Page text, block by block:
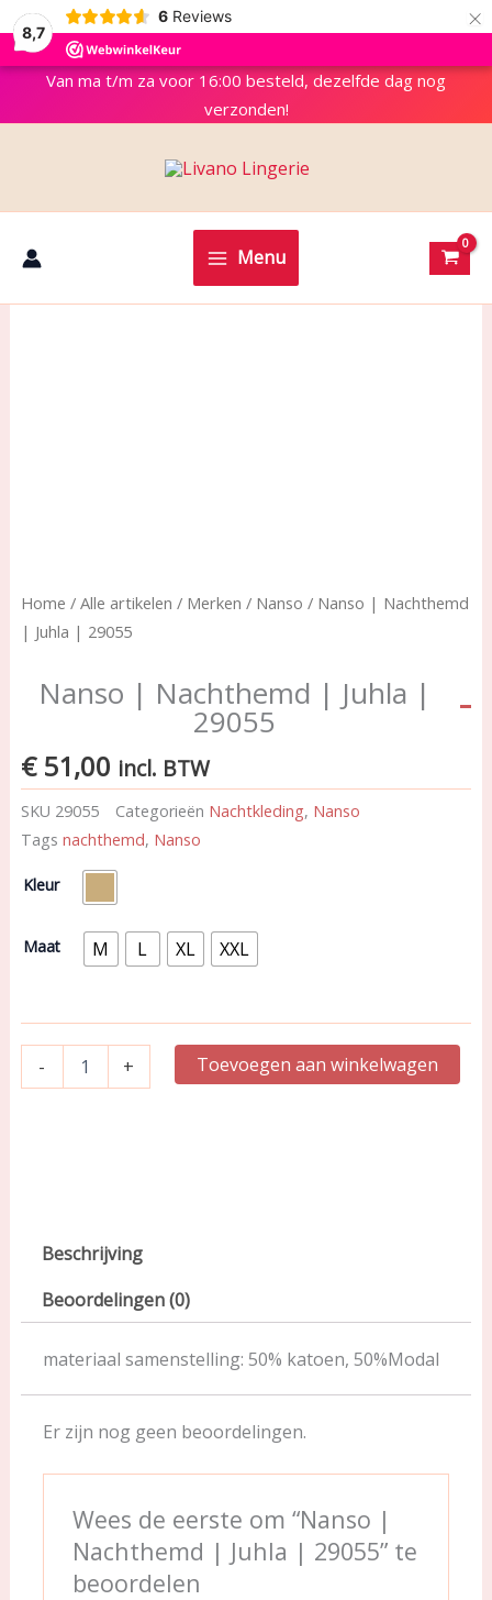
8,7
6 Reviews ×
Van ma t/m za voor 16:00 besteld, dezelfde dag nog
verzonden!
Menu
Home / Alle artikelen / Merken / Nanso / Nanso | Nachthemd
| Juhla | 29055
Nanso | Nachthemd | Juhla |
29055
€51,00 incl. BTW
SKU 29055 Categorieën Nachtkleding, Nanso
Tags nachthemd, Nanso
Kleur
Maat M L XL XXL
-
Nanso
|
aantal
+ Toevoegen aan winkelwagen
Beschrijving
Beoordelingen (0)
materiaal samenstelling: 50% katoen, 50%Modal
Er zijn nog geen beoordelingen.
Wees de eerste om “Nanso |
Nachthemd | Juhla | 29055” te
beoordelen